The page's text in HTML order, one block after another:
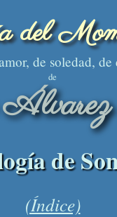
del
de soledad, de
de
de
(Índice)